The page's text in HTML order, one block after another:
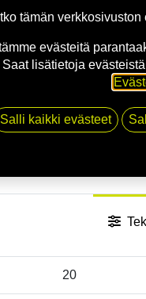
20
tämän
evästeitä
Saat lisätietoja
Salli kaikki evästeet